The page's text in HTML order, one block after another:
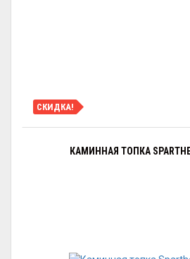
СКИДКА!
КАМИННАЯ ТОПКА